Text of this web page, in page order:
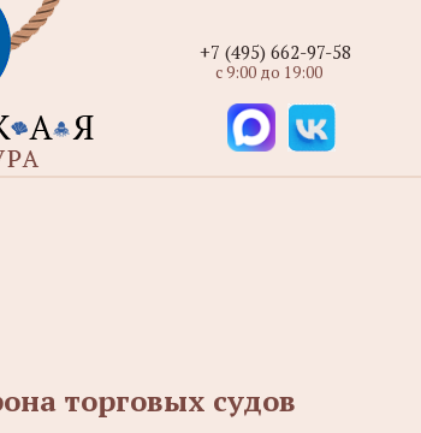
+7 (495) 662-97-58
с 9:00 до 19:00
торговых судов